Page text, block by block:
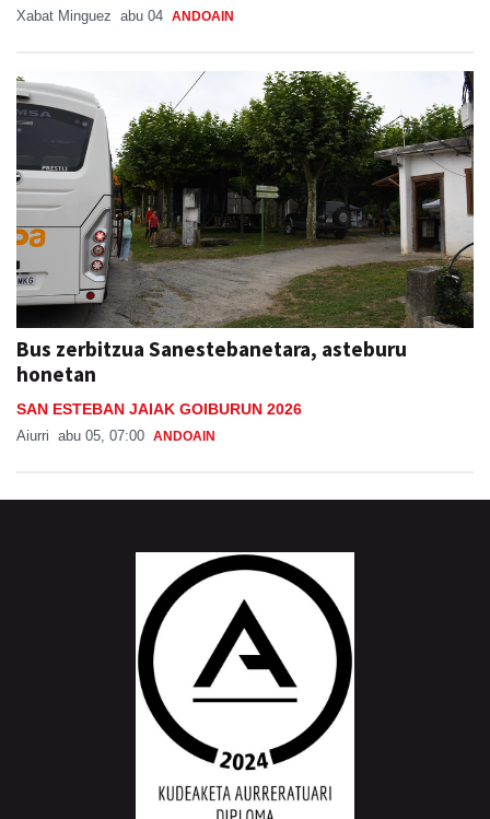
Xabat Minguez abu 04 ANDOAIN
Bus zerbitzua Sanestebanetara, asteburu
honetan
SAN ESTEBAN JAIAK GOIBURUN 2026
Aiurri abu 05, 07:00 ANDOAIN